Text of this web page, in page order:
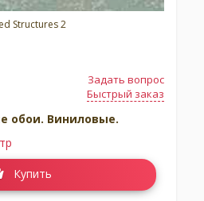
Structures 2
Задать вопрос
Быстрый заказ
обои. Виниловые.
Купить